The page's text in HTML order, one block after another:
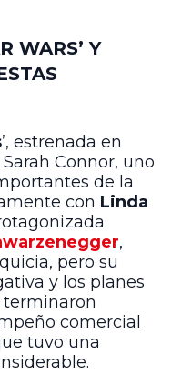
WARS’ Y
’, estrenada en
Connor, uno
de la
con Linda
,
pero su
y los planes
terminaron
comercial
tuvo una